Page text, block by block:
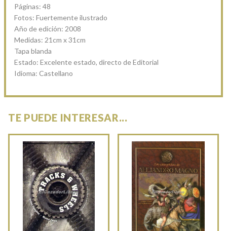
Páginas: 48
Fotos: Fuertemente ilustrado
Año de edición: 2008
Medidas: 21cm x 31cm
Tapa blanda
Estado: Excelente estado, directo de Editorial
Idioma: Castellano
TE PUEDE INTERESAR...